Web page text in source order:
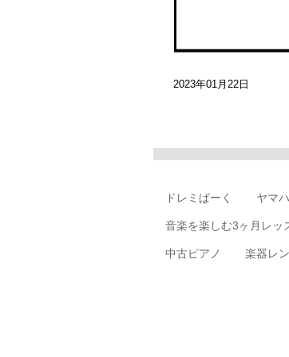
2023年01月22日
ドレミぱーく ヤマ
音楽を楽しむ3ヶ月レッ
中古ピアノ 楽器レ